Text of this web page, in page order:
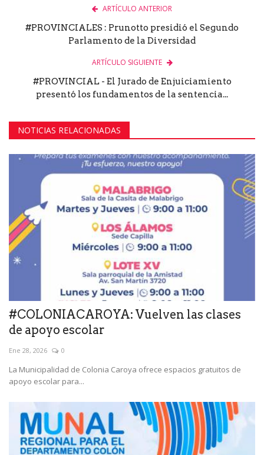
ARTÍCULO ANTERIOR
#PROVINCIALES : Prunotto presidió el Segundo
Parlamento de la Diversidad
ARTÍCULO SIGUIENTE
#PROVINCIAL - El Jurado de Enjuiciamiento
presentó los fundamentos de la sentencia...
NOTICIAS RELACIONADAS
#COLONIACAROYA: Vuelven las clases
de apoyo escolar
Ene 28, 2026 0
La Municipalidad de Colonia Caroya ofrece espacios gratuitos de
apoyo escolar para...